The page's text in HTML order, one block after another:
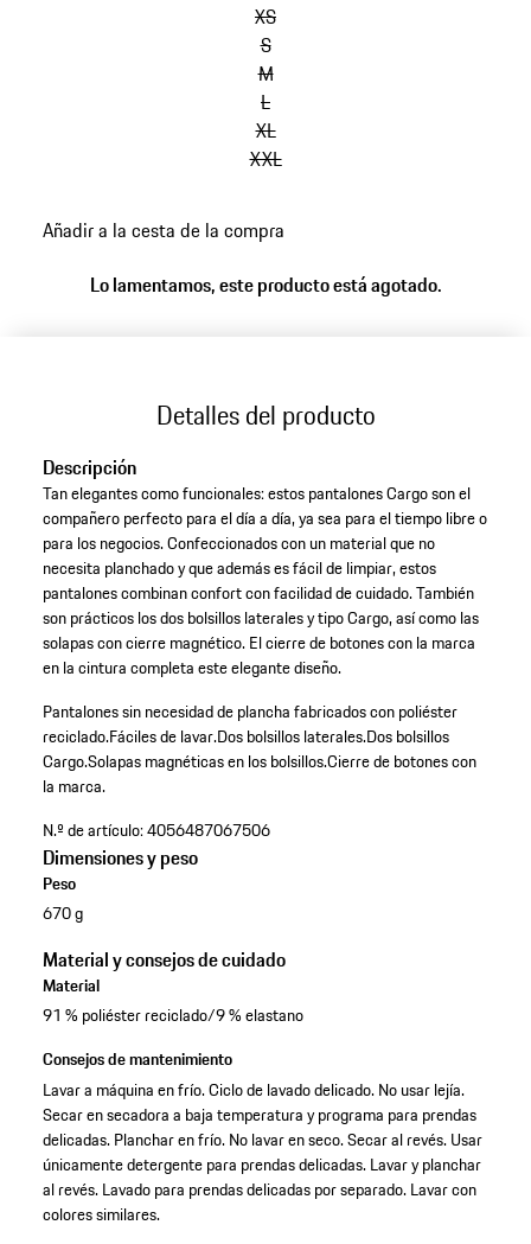
XS
S
M
L
XL
XXL
Añadir a la cesta de la compra
Lo lamentamos, este producto está agotado.
Detalles del producto
Descripción
Tan elegantes como funcionales: estos pantalones Cargo son el
compañero perfecto para el día a día, ya sea para el tiempo libre o
para los negocios. Confeccionados con un material que no
necesita planchado y que además es fácil de limpiar, estos
pantalones combinan confort con facilidad de cuidado. También
son prácticos los dos bolsillos laterales y tipo Cargo, así como las
solapas con cierre magnético. El cierre de botones con la marca
en la cintura completa este elegante diseño.
Pantalones sin necesidad de plancha fabricados con poliéster
reciclado.Fáciles de lavar.Dos bolsillos laterales.Dos bolsillos
Cargo.Solapas magnéticas en los bolsillos.Cierre de botones con
la marca.
N.º de artículo:4056487067506
Dimensiones y peso
Peso
670 g
Material y consejos de cuidado
Material
91 % poliéster reciclado/9 % elastano
Consejos de mantenimiento
Lavar a máquina en frío. Ciclo de lavado delicado. No usar lejía.
Secar en secadora a baja temperatura y programa para prendas
delicadas. Planchar en frío. No lavar en seco. Secar al revés. Usar
únicamente detergente para prendas delicadas. Lavar y planchar
al revés. Lavado para prendas delicadas por separado. Lavar con
colores similares.